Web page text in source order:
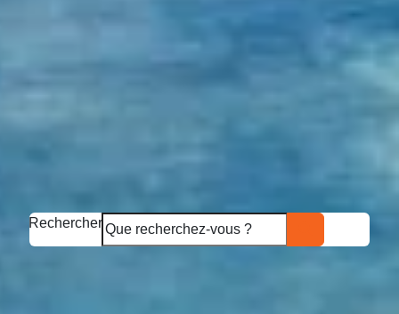
Rechercher